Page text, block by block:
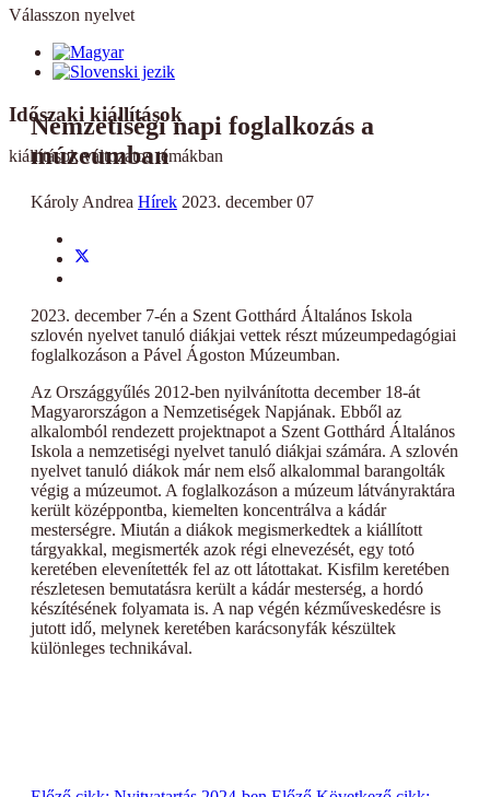
Válasszon nyelvet
Időszaki kiállítások
kiállítások változatos témákban
Nemzetiségi napi foglalkozás a
múzeumban
Károly Andrea Hírek 2023. december 07
2023. december 7-én a Szent Gotthárd Általános Iskola
szlovén nyelvet tanuló diákjai vettek részt múzeumpedagógiai
foglalkozáson a Pável Ágoston Múzeumban.
Az Országgyűlés 2012-ben nyilvánította december 18-át
Magyarországon a Nemzetiségek Napjának. Ebből az
alkalomból rendezett projektnapot a Szent Gotthárd Általános
Iskola a nemzetiségi nyelvet tanuló diákjai számára. A szlovén
nyelvet tanuló diákok már nem első alkalommal barangolták
végig a múzeumot. A foglalkozáson a múzeum látványraktára
került középpontba, kiemelten koncentrálva a kádár
mesterségre. Miután a diákok megismerkedtek a kiállított
tárgyakkal, megismerték azok régi elnevezését, egy totó
keretében elevenítették fel az ott látottakat. Kisfilm keretében
részletesen bemutatásra került a kádár mesterség, a hordó
készítésének folyamata is. A nap végén kézműveskedésre is
jutott idő, melynek keretében karácsonyfák készültek
különleges technikával.